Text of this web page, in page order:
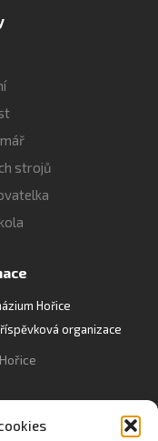
strojů
Hořice
organizace
022